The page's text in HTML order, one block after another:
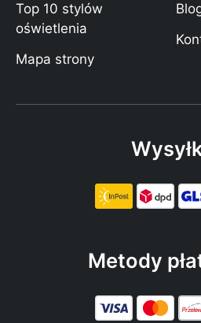
Top 10 stylów
oświetlenia
Mapa strony
Metody